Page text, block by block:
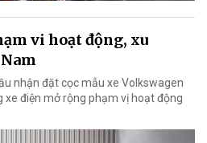
vi hoạt động, xu
nhận đặt cọc mẫu xe Volkswagen
xe điện mở rộng phạm vị hoạt động